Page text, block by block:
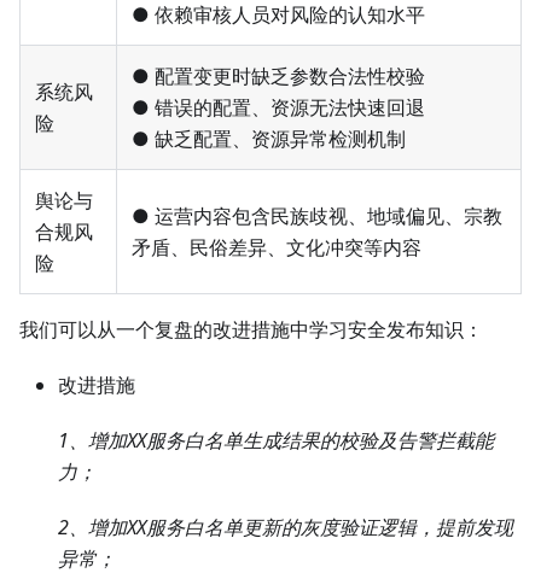
● 依赖审核人员对风险的认知水平
系统风
险
● 配置变更时缺乏参数合法性校验
● 错误的配置、资源无法快速回退
● 缺乏配置、资源异常检测机制
舆论与
合规风
险
● 运营内容包含民族歧视、地域偏见、宗教
矛盾、民俗差异、文化冲突等内容
我们可以从一个复盘的改进措施中学习安全发布知识：
改进措施
1、增加XX服务白名单生成结果的校验及告警拦截能
力；
2、增加XX服务白名单更新的灰度验证逻辑，提前发现
异常；